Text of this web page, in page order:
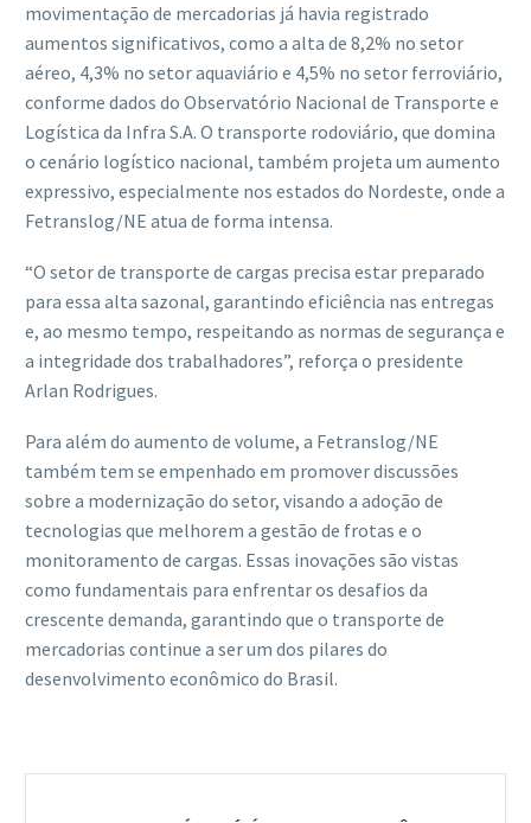
movimentação de mercadorias já havia registrado
aumentos significativos, como a alta de 8,2% no setor
aéreo, 4,3% no setor aquaviário e 4,5% no setor ferroviário,
conforme dados do Observatório Nacional de Transporte e
Logística da Infra S.A. O transporte rodoviário, que domina
o cenário logístico nacional, também projeta um aumento
expressivo, especialmente nos estados do Nordeste, onde a
Fetranslog/NE atua de forma intensa.
“O setor de transporte de cargas precisa estar preparado
para essa alta sazonal, garantindo eficiência nas entregas
e, ao mesmo tempo, respeitando as normas de segurança e
a integridade dos trabalhadores”, reforça o presidente
Arlan Rodrigues.
Para além do aumento de volume, a Fetranslog/NE
também tem se empenhado em promover discussões
sobre a modernização do setor, visando a adoção de
tecnologias que melhorem a gestão de frotas e o
monitoramento de cargas. Essas inovações são vistas
como fundamentais para enfrentar os desafios da
crescente demanda, garantindo que o transporte de
mercadorias continue a ser um dos pilares do
desenvolvimento econômico do Brasil.